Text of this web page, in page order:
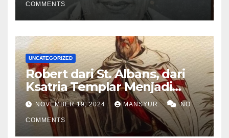
COMMENTS
UNCATEGORIZED
Robert dari St. Albans, dari
Ksatria Templar Menjadi
Komandan Pasukan
Shalahuddin Merebut
Kembali Yerusalem
NOVEMBER 19, 2024 MANSYUR NO
COMMENTS